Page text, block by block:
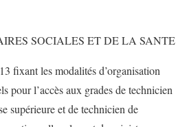
SOCIALES ET DE LA SANTE
fixant les modalités d’organisation
pour l’accès aux grades de technicien
supérieure et de technicien de